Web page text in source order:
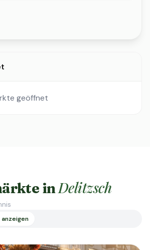
geöffnet
inDelitzsch
anzeigen